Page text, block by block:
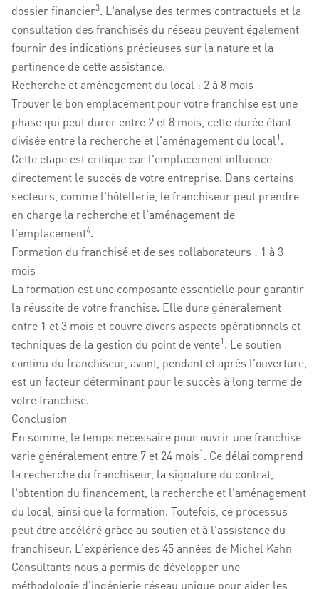
dossier financier3. L'analyse des termes contractuels et la
consultation des franchisés du réseau peuvent également
fournir des indications précieuses sur la nature et la
pertinence de cette assistance.
Recherche et aménagement du local : 2 à 8 mois
Trouver le bon emplacement pour votre franchise est une
phase qui peut durer entre 2 et 8 mois, cette durée étant
divisée entre la recherche et l'aménagement du local 1 .
Cette étape est critique car l'emplacement influence
directement le succès de votre entreprise. Dans certains
secteurs, comme l'hôtellerie, le franchiseur peut prendre
en charge la recherche et l'aménagement de
l'emplacement4.
Formation du franchisé et de ses collaborateurs : 1 à 3
mois
La formation est une composante essentielle pour garantir
la réussite de votre franchise. Elle dure généralement
entre 1 et 3 mois et couvre divers aspects opérationnels et
techniques de la gestion du point de vente1 . Le soutien
continu du franchiseur, avant, pendant et après l'ouverture,
est un facteur déterminant pour le succès à long terme de
votre franchise.
Conclusion
En somme, le temps nécessaire pour ouvrir une franchise
varie généralement entre 7 et 24 mois1 . Ce délai comprend
la recherche du franchiseur, la signature du contrat,
l'obtention du financement, la recherche et l'aménagement
du local, ainsi que la formation. Toutefois, ce processus
peut être accéléré grâce au soutien et à l'assistance du
franchiseur. L'expérience des 45 années de Michel Kahn
Consultants nous a permis de développer une
méthodologie d'ingénierie réseau unique pour aider les